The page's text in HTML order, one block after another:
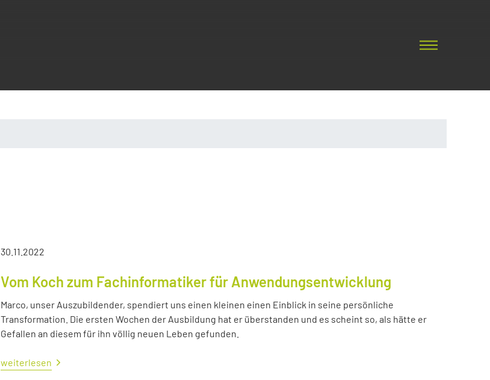
30.11.2022
Vom Koch zum Fachinformatiker für Anwendungsentwicklung
Marco, unser Auszubildender, spendiert uns einen kleinen einen Einblick in seine persönliche
Transformation. Die ersten Wochen der Ausbildung hat er überstanden und es scheint so, als hätte er
Gefallen an diesem für ihn völlig neuen Leben gefunden.
weiterlesen